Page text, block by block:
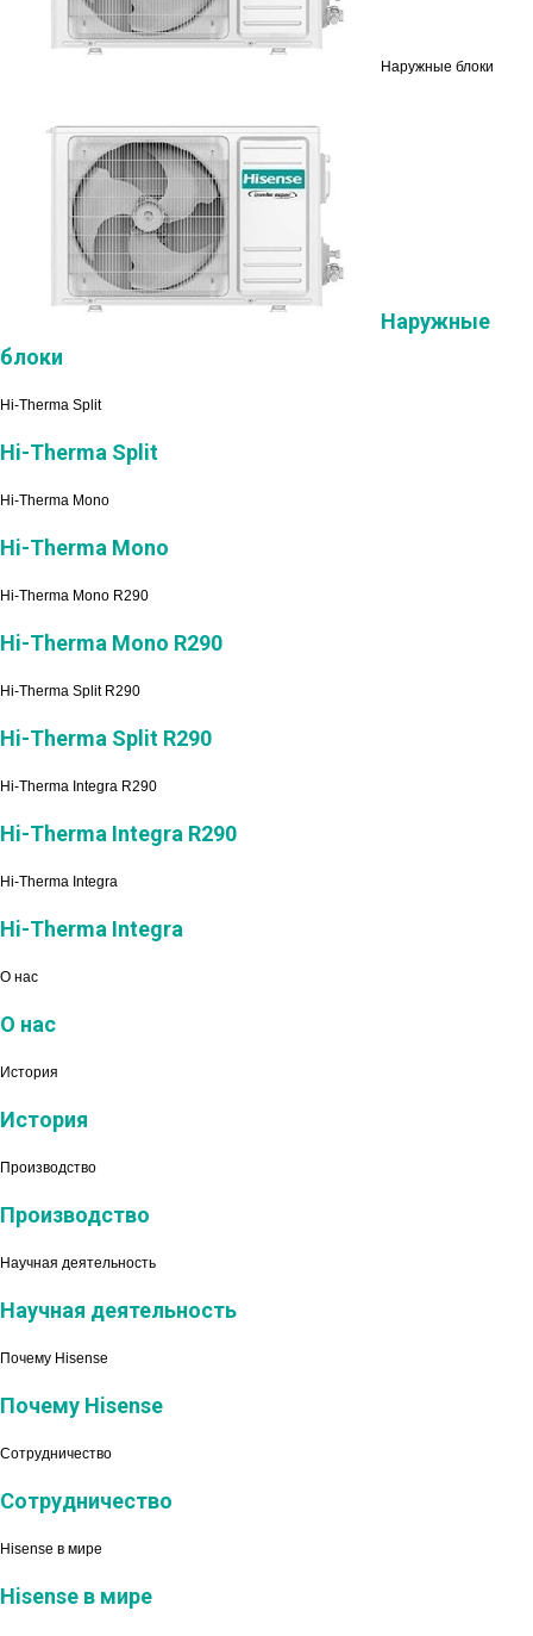
Наружные блоки
Наружные
блоки
Hi-Therma Split
Hi-Therma Split
Hi-Therma Mono
Hi-Therma Mono
Hi-Therma Mono R290
Hi-Therma Mono R290
Hi-Therma Split R290
Hi-Therma Split R290
Hi-Therma Integra R290
Hi-Therma Integra R290
Hi-Therma Integra
Hi-Therma Integra
О нас
О нас
История
История
Производство
Производство
Научная деятельность
Научная деятельность
Почему Hisense
Почему Hisense
Сотрудничество
Сотрудничество
Hisense в мире
Hisense в мире